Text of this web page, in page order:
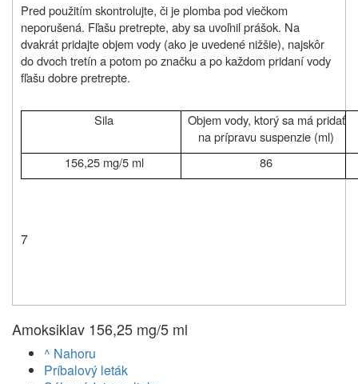
Pred použitím skontrolujte, či je plomba pod viečkom
neporušená. Fľašu pretrepte, aby sa uvoľnil prášok. Na
dvakrát pridajte objem vody (ako je uvedené nižšie), najskôr
do dvoch tretín a potom po značku a po každom pridaní vody
fľašu dobre pretrepte.
Sila
Objem vody, ktorý sa má pridať
na prípravu suspenzie (ml)
156,25 mg/5 ml
86
7
Amoksiklav 156,25 mg/5 ml
^ Nahoru
Príbalový leták